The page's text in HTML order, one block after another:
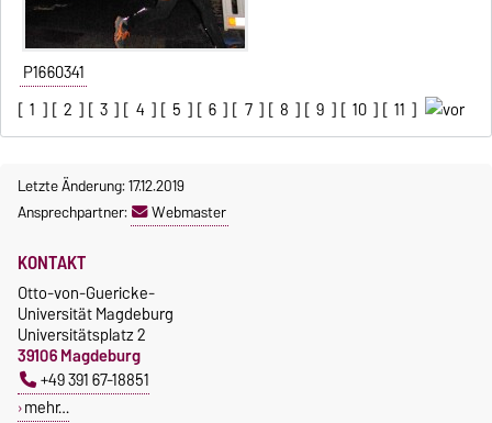
P1660341
[ 1 ] [ 2 ] [ 3 ] [ 4 ] [ 5 ] [ 6 ] [ 7 ] [ 8 ] [ 9 ] [ 10 ] [ 11 ]
Letzte Änderung: 17.12.2019
Ansprechpartner:
Webmaster
KONTAKT
Otto-von-Guericke-
Universität Magdeburg
Universitätsplatz 2
39106 Magdeburg
+49 391 67-18851
mehr…